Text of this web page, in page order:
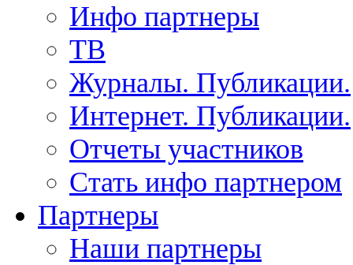
Инфо партнеры
ТВ
Журналы. Публикации.
Интернет. Публикации.
Отчеты участников
Стать инфо партнером
Партнеры
Наши партнеры